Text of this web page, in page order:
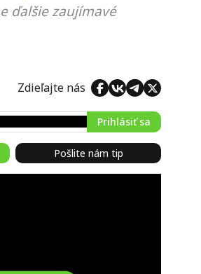
ďalšie zaujímavé
Zdieľajte nás
Prihlásiť sa
Pošlite nám tip